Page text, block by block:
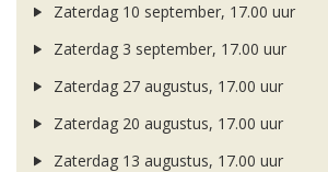
Zaterdag 10 september, 17.00 uur
Zaterdag 3 september, 17.00 uur
Zaterdag 27 augustus, 17.00 uur
Zaterdag 20 augustus, 17.00 uur
Zaterdag 13 augustus, 17.00 uur